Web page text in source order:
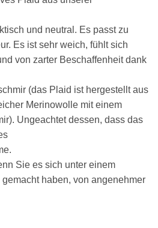
und neutral. Es passt zu
Es ist sehr weich, fühlt sich
von zarter Beschaffenheit dank
(das Plaid ist hergestellt aus
Merinowolle mit einem
Ungeachtet dessen, dass das
Sie es sich unter einem
haben, von angenehmer